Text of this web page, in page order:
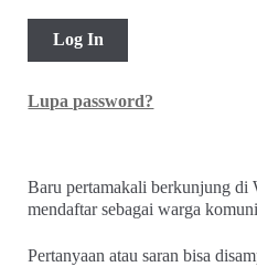
Lupa password?
Baru pertamakali berkunjung di
mendaftar sebagai warga
Pertanyaan atau saran bisa